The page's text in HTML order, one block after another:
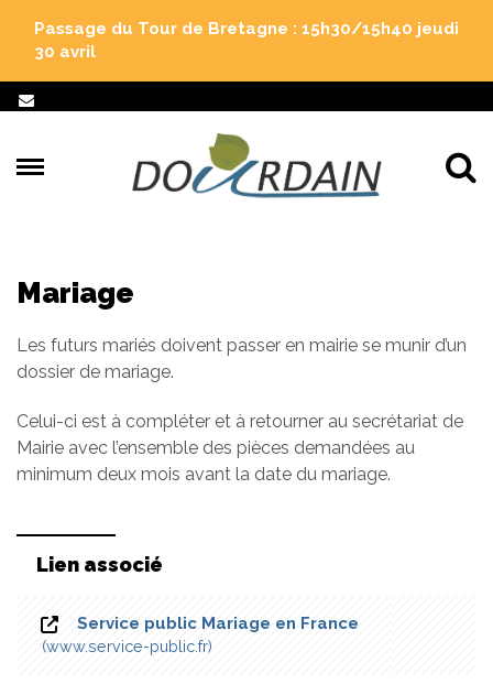
Passage du Tour de Bretagne : 15h30/15h40 jeudi
30 avril
Mariage
Les futurs mariés doivent passer en mairie se munir d’un
dossier de mariage.
Celui-ci est à compléter et à retourner au secrétariat de
Mairie avec l’ensemble des pièces demandées au
minimum deux mois avant la date du mariage.
Lien associé
Service public Mariage en France
www.service-public.fr